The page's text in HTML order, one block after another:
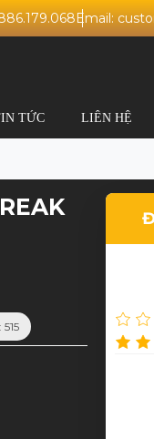
Email:
TỨC LIÊN HỆ